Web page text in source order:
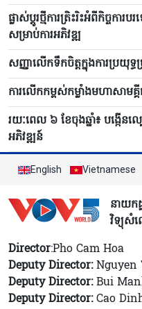
ផ្លាស់ប្ដូរថ្មីការត្រិះរិះអំពីកិច្ចក
សម្រាប់ការអភិវឌ្ឍ
សញ្ញាលើកទឹកចិត្តក្នុងការប្រយុទ្
ការលើកកម្ពស់កម្លាំងមហាសា
រយៈពេល ៦​ ខែចុងឆ្នាំ៖ បង្កើ
អភិវឌ្ឍន៍
English Vietnamese
នាយក
វិទ្យុសំ
Director:Pho Cam Hoa
Deputy Director:Nguyen
Deputy Director:Bui
Deputy Director:Cao